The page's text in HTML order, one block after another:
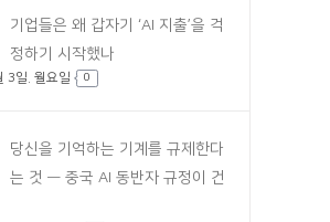
기업들은 왜 갑자기 ‘AI 지출’을 걱
정하기 시작했나
3일. 월요일 0
당신을 기억하는 기계를 규제한다
는 것 — 중국 AI 동반자 규정이 건